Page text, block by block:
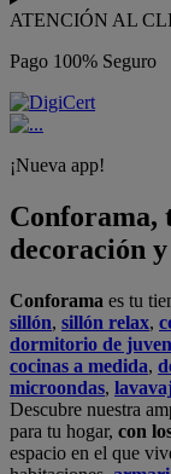
ATENCIÓN AL
Pago 100% Seguro
¡Nueva app!
Conforama,
decoración
Conforama es tu
sillón, sillón relax,
dormitorio de
cocinas a medida,
microondas,
Descubre nuestra
para tu hogar, con
espacio en el que